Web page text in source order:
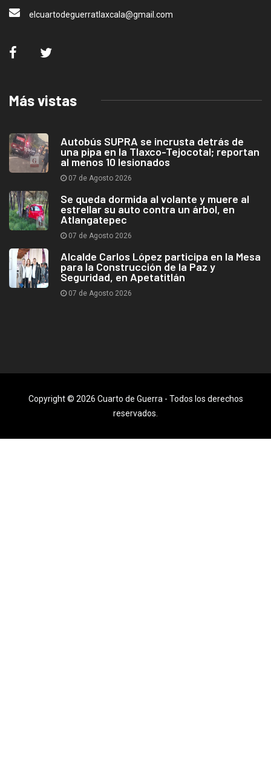
elcuartodeguerratlaxcala@gmail.com
Más vistas
Autobús SUPRA se incrusta detrás de
una pipa en la Tlaxco-Tejocotal; reportan
al menos 10 lesionados
07 de Agosto 2026
Se queda dormida al volante y muere al
estrellar su auto contra un árbol, en
Atlangatepec
07 de Agosto 2026
Alcalde Carlos López participa en la Mesa
para la Construcción de la Paz y
Seguridad, en Apetatitlán
07 de Agosto 2026
Copyright © 2026 Cuarto de Guerra - Todos los derechos
reservados.